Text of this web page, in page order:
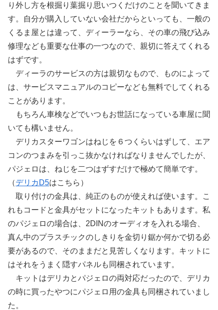
り外し方を根掘り葉掘り思いつくだけのことを聞いてきま
す。自分が購入していない会社だからといっても、一般の
くるま屋とは違って、ディーラーなら、その車の飛び込み
修理なども重要な仕事の一つなので、親切に答えてくれる
はずです。
ディーラのサービスの方は親切なもので、ものによって
は、サービスマニュアルのコピーなども無料でしてくれる
ことがあります。
もちろん車検などでいつもお世話になっている車屋に聞
いても構いません。
デリカスターワゴンはねじを６つくらいはずして、エア
コンのつまみを引っこ抜かなければなりませんでしたが、
パジェロは、ねじを二つはずすだけで極めて簡単です。
（デリカD5はこちら）
取り付けの金具は、純正のものが使えれば使います。こ
れもコードと金具がセットになったキットもあります。私
のパジェロの場合は、2DINのオーディオを入れる場合、
真ん中のプラスチックのしきりを金切り鋸か何かで切る必
要があるので、そのままだと見苦しくなります。キットに
はそれをうまく隠すパネルも同梱されています。
キットはデリカとパジェロの両対応だったので、デリカ
の時に買ったやつにパジェロ用の金具も同梱されていまし
た。